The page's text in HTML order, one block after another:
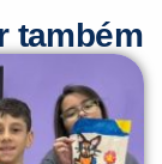
também